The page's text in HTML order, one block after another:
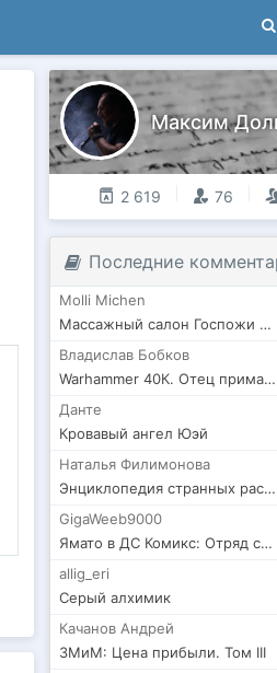
Максим
2 619 76
Последние
Molli Michen
Массажный салон Госпожи Сафо Гера и Афина
Владислав Бобков
Warhammer 40К. Отец примархов
Данте
Кровавый ангел Юэй
Наталья Филимонова
Энциклопедия странных растений лайры Нэшлин
GigaWeeb9000
Ямато в ДС Комикс: Отряд самоубийц.
allig_eri
Серый алхимик
Качанов Андрей
ЗМиМ: Цена прибыли. Том III